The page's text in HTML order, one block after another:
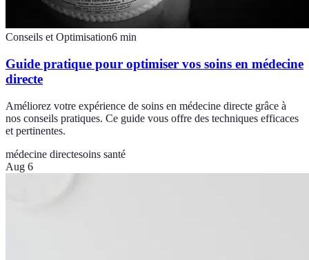
Conseils et Optimisation6 min
Guide pratique pour optimiser vos soins en médecine
directe
Améliorez votre expérience de soins en médecine directe grâce à
nos conseils pratiques. Ce guide vous offre des techniques efficaces
et pertinentes.
médecine directesoins santé
Aug 6